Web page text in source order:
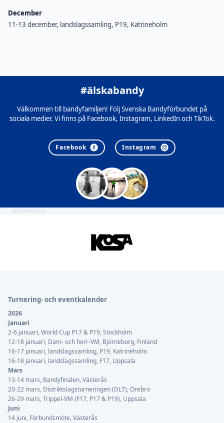
December
11-13 december, landslagssamling, P19, Katrineholm
#älskabandy
Välkommen till bandyfamiljen! Följ Svenska Bandyförbundet på
sociala medier. Vi finns på Facebook, Instagram, LinkedIn och TikTok.
Facebook Instagram
SPONSORER
Turnering- och eventkalender
2026
Januari
2-6 januari, World Cup P17 & P19, Stockholm
12-18 januari, Dam- och herr-VM, Björneborg, Finland
16-17 januari, landslagssamling, P19, Katrineholm
16-18 januari, landslagssamling, F17, Uppsala
Mars
13-14 mars, Bandyfinalen, Västerås
20-22 mars, Distriktslagsturneringen (DLT), Örebro
26-29 mars, Trippel-VM (F17, P17 & P19), Uppsala
Juni
14 juni, Förbundsmöte, Västerås